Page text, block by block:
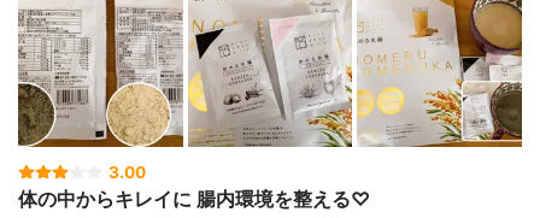
3.00
体の中からキレイに 腸内環境を整える♡